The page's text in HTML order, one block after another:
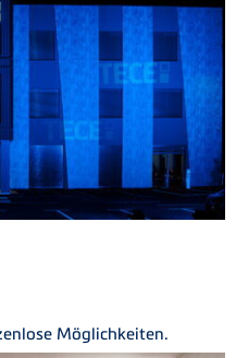
Möglichkeiten.